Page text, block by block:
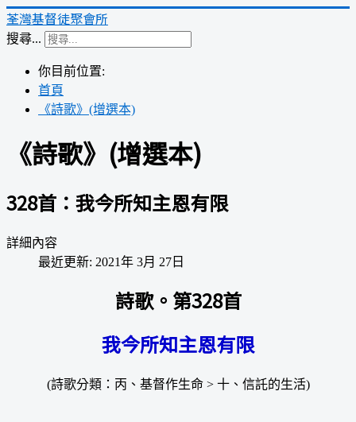
荃灣基督徒聚會所
搜尋...
你目前位置:
首頁
《詩歌》(增選本)
《詩歌》(增選本)
328首：我今所知主恩有限
詳細內容
最近更新: 2021年 3月 27日
詩歌。第328首
我今所知主恩有限
(詩歌分類：丙、基督作生命 > 十、信託的生活)